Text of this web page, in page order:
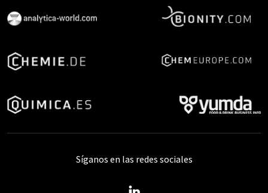
Síganos en las redes sociales